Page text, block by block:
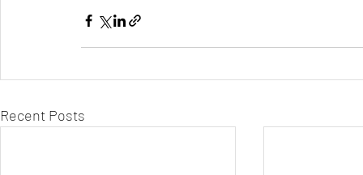
Recent Posts